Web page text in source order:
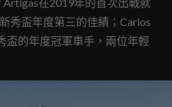
秀盃年度第三的佳績；Carlos
盃的年度冠軍車手，兩位年輕